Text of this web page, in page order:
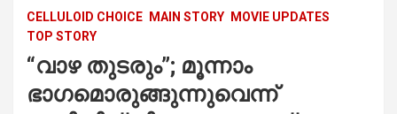
CELLULOID CHOICE MAIN STORY
MOVIE UPDATES
TOP STORY
“വാഴ തുടരും”; മൂന്നാം
ഭാഗമൊരുങ്ങുന്നുവെന്ന്